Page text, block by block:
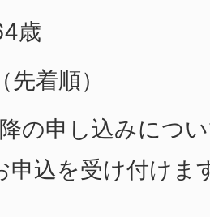
歳
着順）
の申し込みにつ
申込を受け付けま